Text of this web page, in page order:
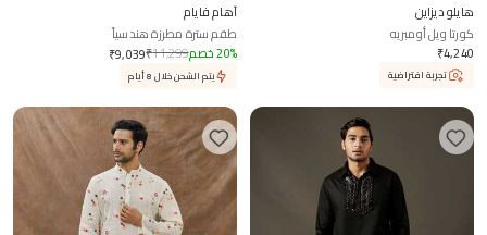
هايلو ديزاين
كورتا ويل أومبريه
₹4,240
تجربة افتراضية
آهام فايام
طقم سترة مطرزة هندسياً
₹9,039₹11,299 20% خصم
يتم الشحن خلال 8 أيام